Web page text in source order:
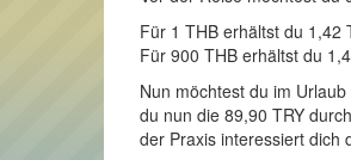
Für 1 THB erhältst du 1,42
Für 900 THB erhältst du
Nun möchtest du im
du nun die 89,90 TRY
der Praxis interessiert dich